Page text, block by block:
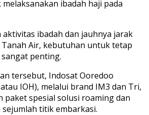
ibadah haji pada
ibadah dan jauhnya jarak
Air, kebutuhan untuk tetap
penting.
tersebut, Indosat Ooredoo
IOH), melalui brand IM3 dan Tri,
paket spesial solusi roaming dan
titik embarkasi.